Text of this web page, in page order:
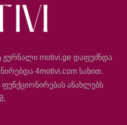
ჟურნალი motivi.ge დაფუძნდა
4motivi.com სახით.
ანახლებს